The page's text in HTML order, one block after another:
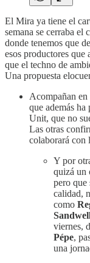
El Mira ya tiene el
semana se cerraba el
donde tenemos que
esos productores que
que el techno de
Una propuesta
Acompañan
que además
Unit, que no
Las otras
colaborará con
Y por
quizá un
pero que
calidad,
como
viernes,
Pépe,
una